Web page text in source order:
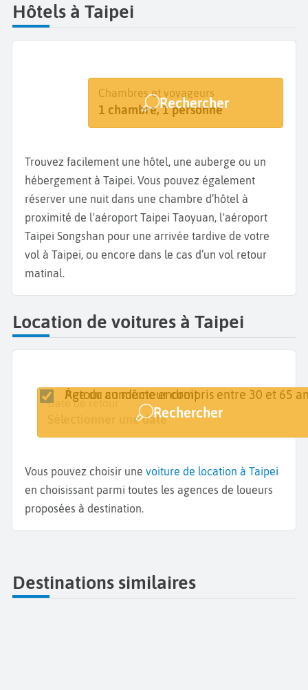
Hôtels à Taipei
Destination
Taipei
Dates
Dates de votre séjour
Chambres et voyageurs
1 chambre, 1 personne
Rechercher
Trouvez facilement une hôtel, une auberge ou un
hébergement à Taipei. Vous pouvez également
réserver une nuit dans une chambre d’hôtel à
proximité de l'aéroport Taipei Taoyuan, l'aéroport
Taipei Songshan pour une arrivée tardive de votre
vol à Taipei, ou encore dans le cas d’un vol retour
matinal.
Location de voitures à Taipei
Lieu de retrait
Date de retrait
Sélectionner une date
Date de retour
Sélectionner une date
Retour au même endroit
Âge du conducteur compris entre 30 et 65
Rechercher
Vous pouvez choisir une voiture de location à Taipei
en choisissant parmi toutes les agences de loueurs
proposées à destination.
Destinations similaires